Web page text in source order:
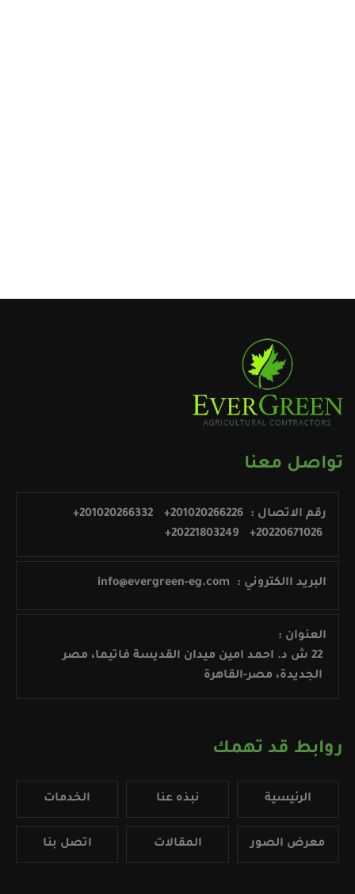
تواصل معنا
رقم الاتصال : +201020266226
+201020266332
+20220671026
+20221803249
البريد االكتروني : info@evergreen-eg.com
العنوان :
22 ش د. احمد امين ميدان القديسة فاتيما، مصر
الجديدة، مصر-القاهرة
روابط قد تهمك
الرئيسية نبذه عنا الخدمات
معرض الصور المقالات اتصل بنا